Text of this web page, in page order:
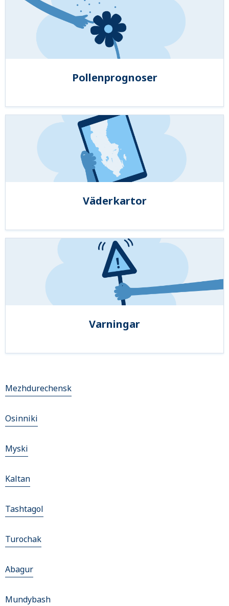
Pollenprognoser
Väderkartor
Varningar
Mezhdurechensk
Osinniki
Myski
Kaltan
Tashtagol
Turochak
Abagur
Mundybash